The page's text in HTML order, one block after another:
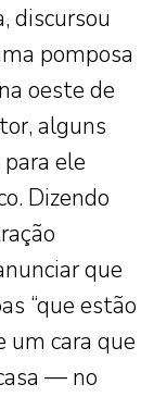
discursou
pomposa
oeste de
alguns
ele
Dizendo
que
“que estão
um cara que
— no